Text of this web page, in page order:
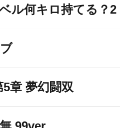
ル何キロ持てる？2
章 夢幻闘双